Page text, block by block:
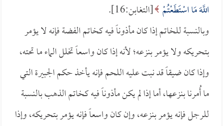
اللَّهَ مَا اسْتَطَعْتُمْ [التغابن:16].
وبالنسبة للخاتم إذا كان مأذوناً فيه كخاتم الفضة فإنه لا يؤمر
بتحريكه ولا يؤمر بنزعه؛ لأنه إذا كان واسعاً تخلل الماء ما تحته،
وإذا كان ضيقاً قد نبت عليه اللحم فإنه يأخذ حكم الجبيرة التي
ما أُمرنا بنزعها، أما إذا لم يكن مأذوناً فيه كخاتم الذهب بالنسبة
للرجل فإنه يؤمر بنزعه، وإن كان واسعاً فإنه يؤمر بتحريكه، وإذا